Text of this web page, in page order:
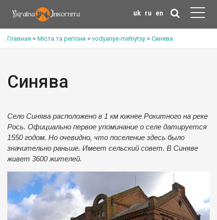
uk ru en
Главная > Міста та регіони > vodyanye-melnytsy > Синява
Синява
Село Синява расположено в 1 км южнее Рокитного на реке
Рось. Официально первое упоминание о селе датируется
1550 годом. Но очевидно, что поселение здесь было
значительно раньше. Имеет сельский совет. В Синяве
живет 3600 жителей.